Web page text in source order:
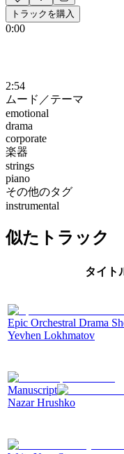
トラックを購入
0:00
2:54
ムード／テーマ
emotional
drama
corporate
楽器
strings
piano
その他のタグ
instrumental
似たトラック
タイト
Epic Orchestral Drama
Yevhen Lokhmatov
Manuscript
Nazar Hrushko